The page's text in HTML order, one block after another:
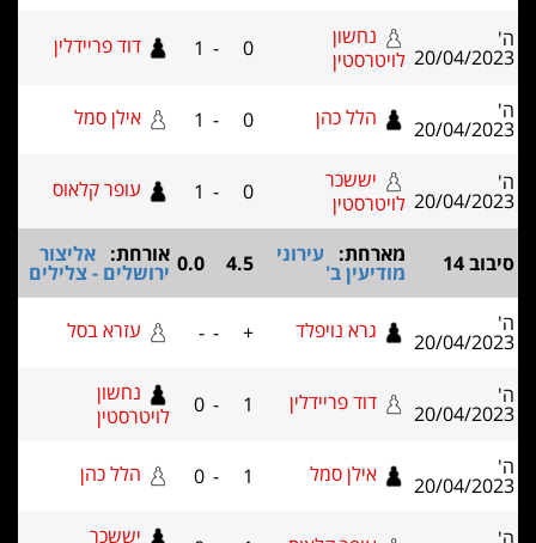
20/ לויטרסטין
דוד פריידלין
20/ הלל כהן 0 אילן סמל
20/
יששכר
לויטרסטין
עופר קלאוס
מארחת:עירוני
מודיעין ב' 4.5
0.0 אורחת:אליצור
ירושלים - צלילים
20/ גרא נויפלד + עזרא בסל
20/ דוד פריידלין 1
נחשון
לויטרסטין
20/ אילן סמל 1 הלל כהן
יששכר